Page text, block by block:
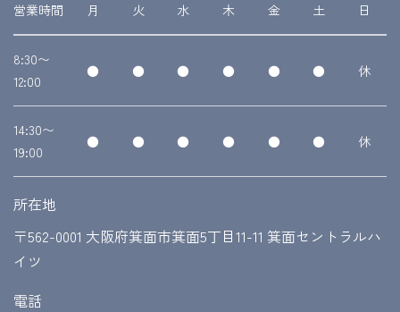
所在地
〒562-0001 大阪府箕面市箕面5丁目11-11 箕面セントラルハ
イツ
電話
営業時間 月 火 水 木 金 土 日
8:30〜
12:00
● ● ● ● ● ● 休
14:30〜
19:00
● ● ● ● ● ● 休